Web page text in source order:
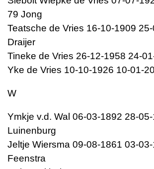
79 Jong
Teatsche de Vries 16-10-1909
Draijer
Tineke de Vries 26-12-1958 24-
Yke de Vries 10-10-1926 10-01-
W
Ymkje v.d. Wal 06-03-1892 28-
Luinenburg
Jeltje Wiersma 09-08-1861 03-
Feenstra